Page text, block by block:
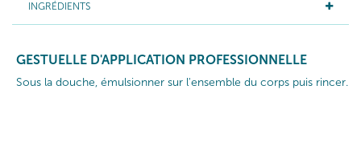
INGRÉDIENTS
GESTUELLE D'APPLICATION PROFESSIONNELLE
Sous la douche, émulsionner sur l'ensemble du corps puis rincer.